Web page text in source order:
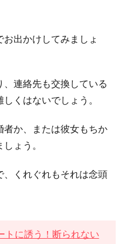
出かけしてみましょ
連絡先も交換している
くはないでしょう。
者か、または彼女もちか
ょう。
、くれぐれもそれは念頭
トに誘う！断られない